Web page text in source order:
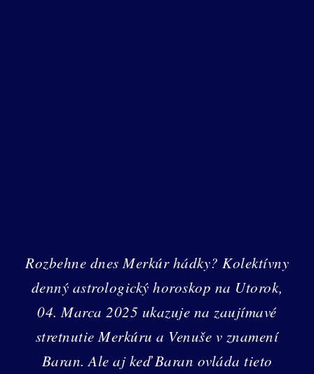
Rozbehne dnes Merkúr hádky? Kolektívny
denný astrologický horoskop na Utorok,
04. Marca 2025 ukazuje na zaujímavé
stretnutie Merkúru a Venuše v znamení
Baran. Ale aj keď Baran ovláda tieto